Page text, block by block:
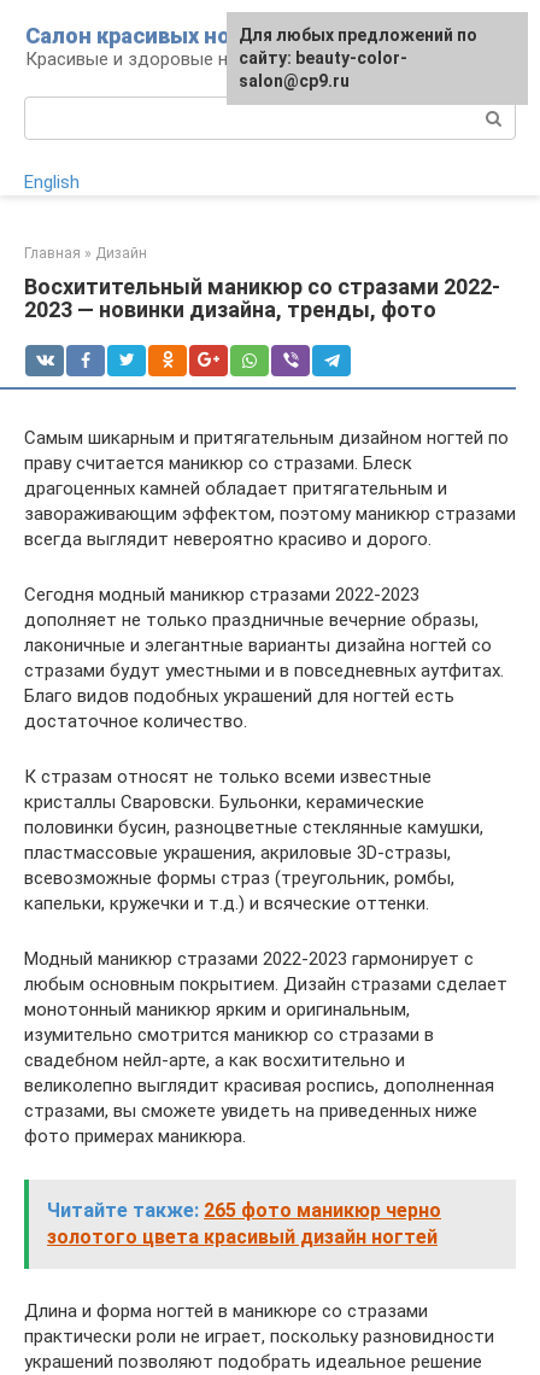
контенту
Салон красивых ногтей
Красивые и здоровые ногти: уход и декор
English
Главная » Дизайн
Восхитительный маникюр со стразами 2022-
2023 — новинки дизайна, тренды, фото
Самым шикарным и притягательным дизайном ногтей по
праву считается маникюр со стразами. Блеск
драгоценных камней обладает притягательным и
завораживающим эффектом, поэтому маникюр стразами
всегда выглядит невероятно красиво и дорого.
Сегодня модный маникюр стразами 2022-2023
дополняет не только праздничные вечерние образы,
лаконичные и элегантные варианты дизайна ногтей со
стразами будут уместными и в повседневных аутфитах.
Благо видов подобных украшений для ногтей есть
достаточное количество.
К стразам относят не только всеми известные
кристаллы Сваровски. Бульонки, керамические
половинки бусин, разноцветные стеклянные камушки,
пластмассовые украшения, акриловые 3D-стразы,
всевозможные формы страз (треугольник, ромбы,
капельки, кружечки и т.д.) и всяческие оттенки.
Модный маникюр стразами 2022-2023 гармонирует с
любым основным покрытием. Дизайн стразами сделает
монотонный маникюр ярким и оригинальным,
изумительно смотрится маникюр со стразами в
свадебном нейл-арте, а как восхитительно и
великолепно выглядит красивая роспись, дополненная
стразами, вы сможете увидеть на приведенных ниже
фото примерах маникюра.
Читайте также: 265 фото маникюр черно
золотого цвета красивый дизайн ногтей
Длина и форма ногтей в маникюре со стразами
практически роли не играет, поскольку разновидности
украшений позволяют подобрать идеальное решение
Для любых предложений по
сайту: beauty-color-
salon@cp9.ru